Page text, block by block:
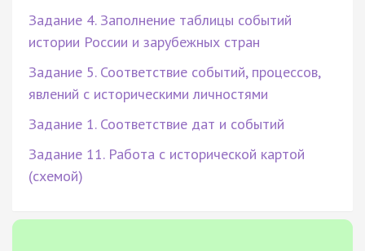
Задание 4. Заполнение таблицы событий
истории России и зарубежных стран
Задание 5. Соответствие событий, процессов,
явлений с историческими личностями
Задание 1. Соответствие дат и событий
Задание 11. Работа с исторической картой
(схемой)